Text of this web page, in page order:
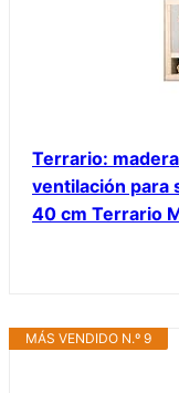
Terrario:
ventilación para
40 cm Terrario
MÁS VENDIDO N.º 9